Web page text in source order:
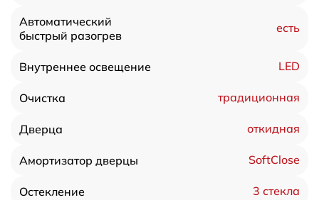
Автоматический
быстрый разогрев
есть
Внутреннее освещение LED
Очистка традиционная
Дверца откидная
Амортизатор дверцы SoftClose
Остекление 3 стекла